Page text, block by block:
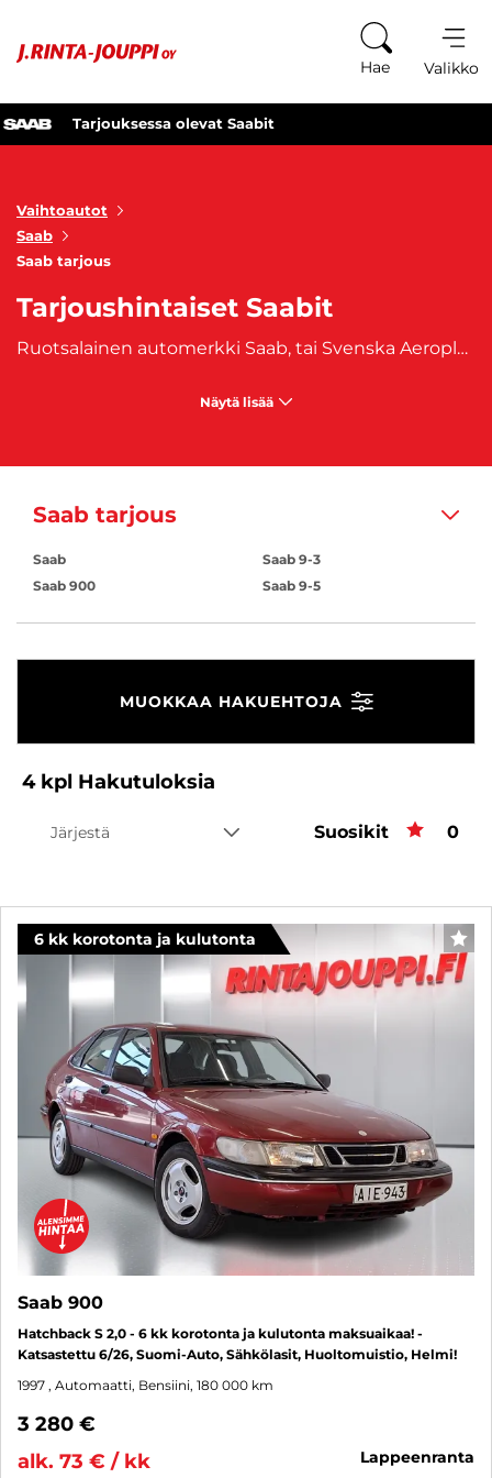
Hae Valikko
Tarjouksessa olevat Saabit
Vaihtoautot
Saab
Saab tarjous
Tarjoushintaiset Saabit
Ruotsalainen automerkki Saab, tai Svenska Aeroplan AB perustettiin vuonna 1947.
Näytä lisää
Saab tarjous
Saab
Saab 900
Saab 9-3
Saab 9-5
MUOKKAA HAKUEHTOJA
4kpl Hakutuloksia
Järjestä Suosikit 0
6 kk korotonta ja kulutonta
Saab 900
Hatchback S 2,0 - 6 kk korotonta ja kulutonta maksuaikaa! -
Katsastettu 6/26, Suomi-Auto, Sähkölasit, Huoltomuistio, Helmi!
1997 , Automaatti, Bensiini, 180 000 km
3 280 €
alk. 73 € / kk
lappeenranta